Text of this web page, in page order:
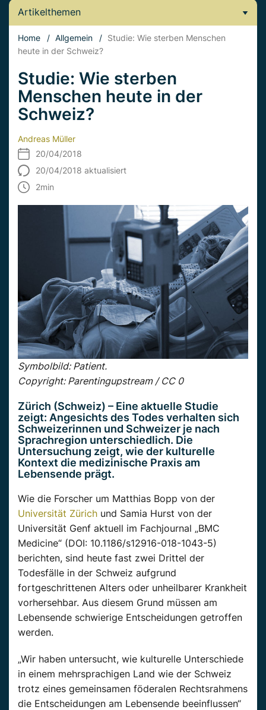
Artikelthemen
Home / Allgemein / Studie: Wie sterben Menschen
heute in der Schweiz?
Studie: Wie sterben
Menschen heute in der
Schweiz?
Andreas Müller
20/04/2018
20/04/2018 aktualisiert
2min
Symbolbild: Patient.
Copyright: Parentingupstream / CC 0
Zürich (Schweiz) – Eine aktuelle Studie
zeigt: Angesichts des Todes verhalten sich
Schweizerinnen und Schweizer je nach
Sprachregion unterschiedlich. Die
Untersuchung zeigt, wie der kulturelle
Kontext die medizinische Praxis am
Lebensende prägt.
Wie die Forscher um Matthias Bopp von der
Universität Zürich und Samia Hurst von der
Universität Genf aktuell im Fachjournal „BMC
Medicine“ (DOI: 10.1186/s12916-018-1043-5)
berichten, sind heute fast zwei Drittel der
Todesfälle in der Schweiz aufgrund
fortgeschrittenen Alters oder unheilbarer Krankheit
vorhersehbar. Aus diesem Grund müssen am
Lebensende schwierige Entscheidungen getroffen
werden.
„Wir haben untersucht, wie kulturelle Unterschiede
in einem mehrsprachigen Land wie der Schweiz
trotz eines gemeinsamen föderalen Rechtsrahmens
die Entscheidungen am Lebensende beeinflussen“